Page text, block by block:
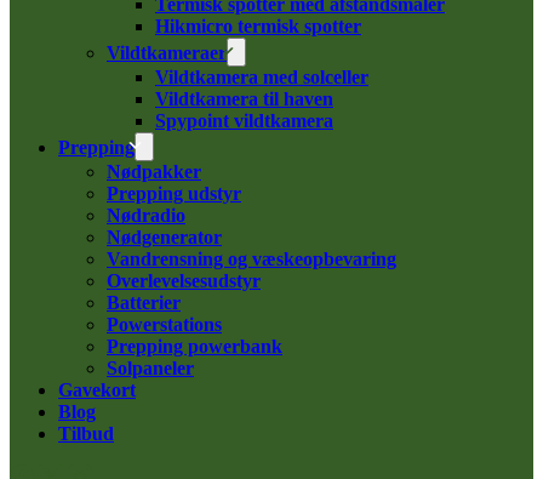
Termisk spotter med afstandsmåler
Hikmicro termisk spotter
Vildtkameraer
Vildtkamera med solceller
Vildtkamera til haven
Spypoint vildtkamera
Prepping
Nødpakker
Prepping udstyr
Nødradio
Nødgenerator
Vandrensning og væskeopbevaring
Overlevelsesudstyr
Batterier
Powerstations
Prepping powerbank
Solpaneler
Gavekort
Blog
Tilbud